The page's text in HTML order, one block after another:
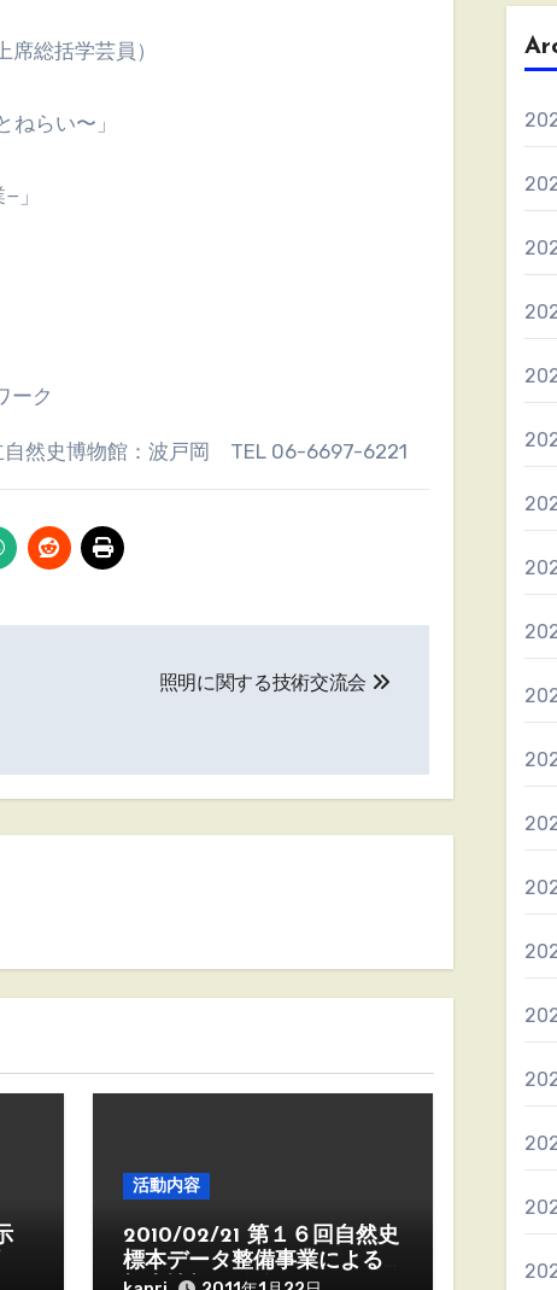
総括学芸員）
らい〜」
」
ーク
然史博物館：波戸岡 TEL 06-6697-6221
照明に関する技術交流会
活動内容
2010/02/21 第１６回自然史
標本データ整備事業による